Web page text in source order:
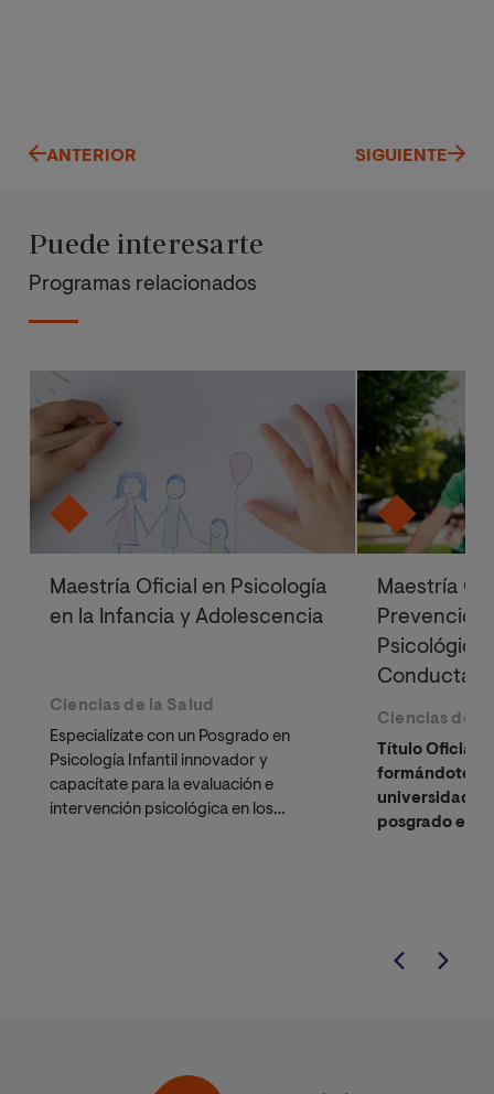
ANTERIOR SIGUIENTE
Puede interesarte
Programas relacionados
Maestría Oficial en Psicología
en la Infancia y Adolescencia
Ciencias de la Salud
Especialízate con un Posgrado en
Psicología Infantil innovador y
capacítate para la evaluación e
intervención psicológica en los
Maestría
Prevención
Psicológica
Conducta
Ciencias de
Título Oficial
formándote
universidad
posgrado